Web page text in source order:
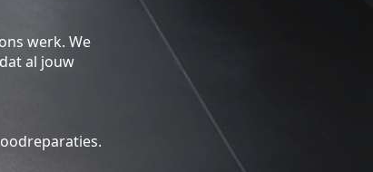
werk. We
al jouw